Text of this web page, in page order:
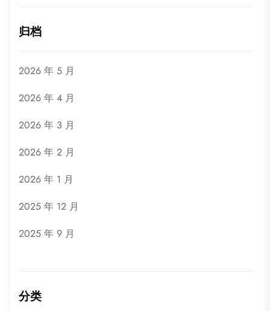
归档
2026 年 5 月
2026 年 4 月
2026 年 3 月
2026 年 2 月
2026 年 1 月
2025 年 12 月
2025 年 9 月
分类